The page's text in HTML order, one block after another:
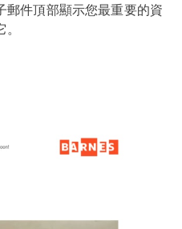
郵件頂部顯示您最重要的資